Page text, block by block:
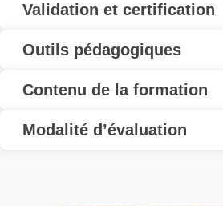
Validation et certification
Outils pédagogiques
Contenu de la formation
Modalité d’évaluation